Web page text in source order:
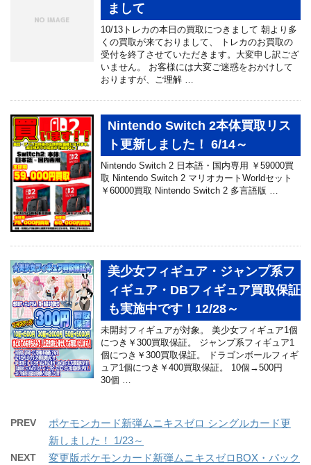
まして
10/13トレカの本日の買取につきまして 朝より多
くの買取が来ておりまして、 トレカのお買取の
受付を終了させていただきます。大変申し訳ござ
いません。 お客様には大変ご迷惑をおかけして
おりますが、ご理解 …
Nintendo Switch 2本体買取リス
ト更新しました！ 6/14～
Nintendo Switch 2 日本語・国内専用 ￥59000買
取 Nintendo Switch 2 マリオカートWorldセット
￥60000買取 Nintendo Switch 2 多言語版 …
美少女フィギュア・ジャンプ系フ
ィギュア・DBフィギュア買取保証
も実施中です！12/28～
未開封フィギュアが対象。 美少女フィギュア1個
につき￥300買取保証。 ジャンプ系フィギュア1
個につき￥300買取保証。 ドラゴンボールフィギ
ュア1個につき￥400買取保証。 10個→500円
30個 …
PREV
ポケモンカード新弾ムニキスゼロ シングルカード更
新しました！ 1/23～
NEXT
変更版ポケモンカード新弾ムニキスゼロBOX・パック